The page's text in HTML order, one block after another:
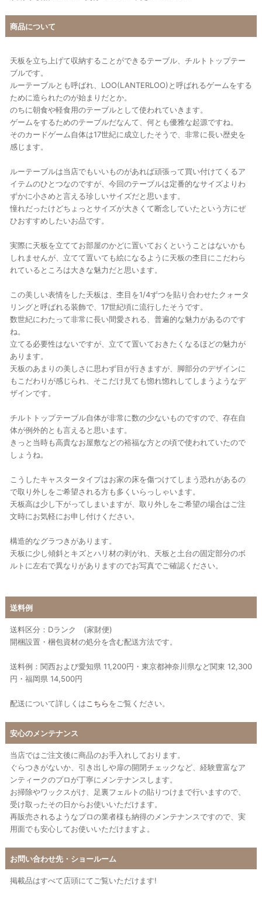
商品について
天板を立ち上げて収納することができるテーブル、チルトトップテー
ブルです。
ルーテーブルとも呼ばれ、LOO(LANTERLOO)と呼ばれるゲームをする
ために造られたのが始まりだとか。
のちに朝食や軽食用のテーブルとして使われていきます。
ゲームをするためのテーブルだなんて、何とも優雅な起源ですね。
そのカードゲーム自体は17世紀に成立したそうで、非常に長い歴史を
感じます。
ルーテーブルは当店でもいいものがあれば頑張って買い付けてくるア
イテムのひとつなのですが、今回のテーブルは定番的なサイズよりわ
ずかに小さめと言える珍しいサイズだと思います。
憧れだったけどちょっとサイズが大きくて断念していたという方にぜ
ひおすすめしたいお品です。
実際に天板を立ててお部屋のかどに置いておくということはないかも
しれませんが、立てて置いても絵になるように天板の杢目にこだわら
れているところは大きな魅力だと思います。
この美しい表情をした天板は、杢目を1/4ずつを貼り合わせたクォータ
リングと呼ばれる装飾で、17世紀頃に流行したそうです。
数世紀にわたって非常に長い間愛される、普遍的な魅力があるのです
ね。
立てる必要性はないですが、立てて置いておきたくなるほどの魅力が
あります。
天板のあまりの美しさに思わず目が行きますが、脚部分のデザインに
もこだわりが感じられ、そこだけ見ても惚れ惚れしてしまうようなデ
ザインです。
チルトトップテーブル自体が非常に数の少ないものですので、存在自
体が例外的とも言えると思います。
きっと当時も高貴なお屋敷などの裕福な方との頃で使われていたので
しょうね。
こうしたキャスタータイプはお家の床を傷つけてしまう恐れがあるの
で取り外しをご希望される方も多くいらっしゃいます。
天板高は少し下がってしまいますが、取り外しをご希望の場合はご注
文時にお気軽にお申し付けください。
構造的なグラつきがあります。
天板に少し傾斜とキズとハリ材の剥がれ、天板と土台の固定部分のボ
ルトに左右で異なりがありますのでお写真でご確認ください。
送料例
送料区分：Dランク (家財便)
開梱設置・梱包資材の処分を含む配送方法です。
送料例：関西および愛知県 11,200円・東京都神奈川県など関東 12,300
円・福岡県 14,500円
配送について詳しくは こちらをご覧ください。
安心のメンテナンス
当店ではご注文後に商品のお手入れしております。
ぐらつきがないか、引き出しや扉の開閉チェックなど、経験豊富なア
ンティークのプロが丁寧にメンテナンスします。
お掃除やワックスがけ、足裏フェルトの貼りつけまで行いますので、
受け取ったその日からお使いいただけます。
再販売されるようなプロの業者様も納得のメンテナンスですので、実
用面でも安心してお使いいただけますよ。
お問い合わせ先・ショールーム
掲載品はすべて店頭にてご覧いただけます!